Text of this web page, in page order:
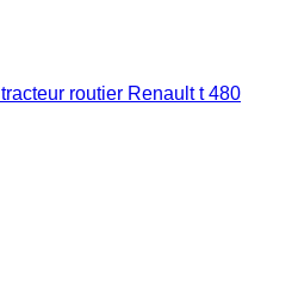
tracteur routier Renault t 480